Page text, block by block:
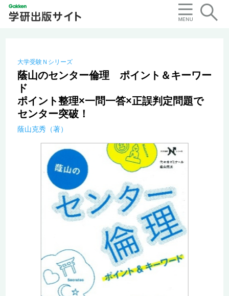
大学受験Ｎシリーズ
蔭山のセンター倫理 ポイント＆キーワー
ド
ポイント整理×一問一答×正誤判定問題で
センター突破！
蔭山克秀（著）